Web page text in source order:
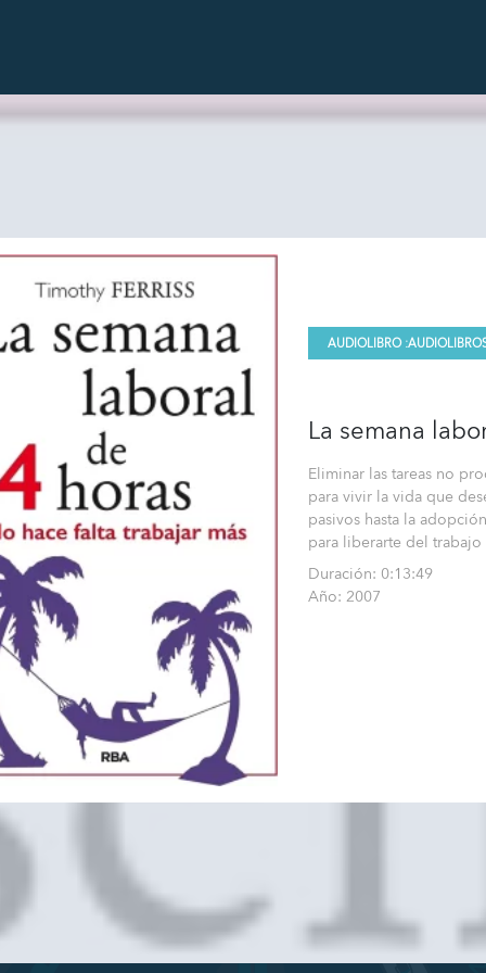
AUDIOLIBRO :
La semana
Eliminar las tareas no
para vivir la vida que
pasivos hasta la
para liberarte del
Duración: 0:13:49
Año: 2007